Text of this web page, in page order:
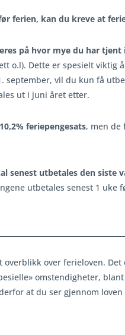
ferien, kan du kreve at
på hvor mye du har
o.l). Dette er spesielt viktig
september, vil du kun få
ut i juni året etter.
feriepengesats, men de
senest utbetales den siste
utbetales senest 1
over ferieloven.
omstendigheter,
at du ser gjennom